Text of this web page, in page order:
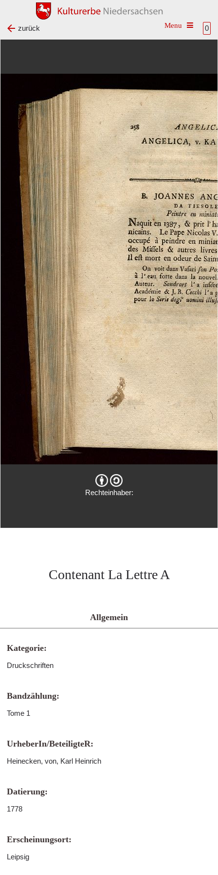
0
Toggle
zurück
Rechteinhaber:
Contenant La Lettre A
Allgemein
Kategorie:
Druckschriften
Bandzählung:
Tome 1
UrheberIn/BeteiligteR:
Heinecken, von, Karl Heinrich
Datierung:
1778
Erscheinungsort:
Leipsig